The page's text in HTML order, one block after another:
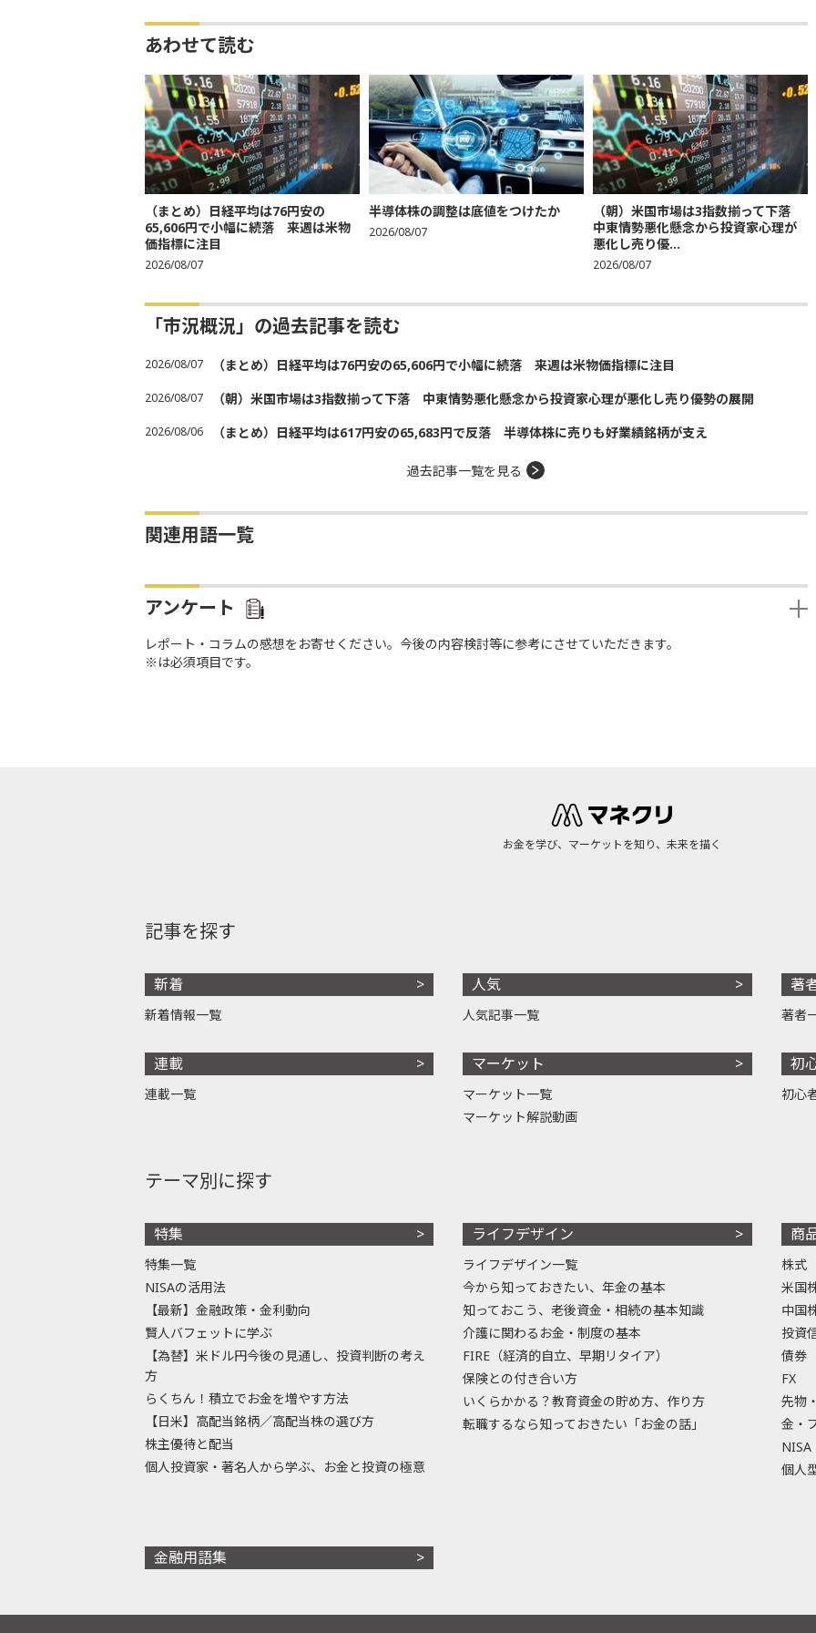
あわせて読む
（まとめ）日経平均は76円安の
65,606円で小幅に続落 来週は米物
価指標に注目
2026/08/07
半導体株の調整は底値をつけたか
2026/08/07
（朝）米国市場は3指数揃って下落
中東情勢悪化懸念から投資家心理が
悪化し売り優...
2026/08/07
「市況概況」の過去記事を読む
2026/08/07 （まとめ）日経平均は76円安の65,606円で小幅に続落 来週は米物価指標に注目
2026/08/07 （朝）米国市場は3指数揃って下落 中東情勢悪化懸念から投資家心理が悪化し売り優勢の展開
2026/08/06 （まとめ）日経平均は617円安の65,683円で反落 半導体株に売りも好業績銘柄が支え
過去記事一覧を見る
関連用語一覧
アンケート
レポート・コラムの感想をお寄せください。今後の内容検討等に参考にさせていただきます。
※は必須項目です。
お金を学び、マーケットを知り、未来を描く
記事を探す
新着
新着情報一覧
連載
連載一覧
人気
人気記事一覧
マーケット
マーケット一覧
マーケット解説動画
著
著者
初
初心
テーマ別に探す
特集
特集一覧
NISAの活用法
【最新】金融政策・金利動向
賢人バフェットに学ぶ
【為替】米ドル円今後の見通し、投資判断の考え
方
らくちん！積立でお金を増やす方法
【日米】高配当銘柄／高配当株の選び方
株主優待と配当
個人投資家・著名人から学ぶ、お金と投資の極意
ライフデザイン
ライフデザイン一覧
今から知っておきたい、年金の基本
知っておこう、老後資金・相続の基本知識
介護に関わるお金・制度の基本
FIRE（経済的自立、早期リタイア）
保険との付き合い方
いくらかかる？教育資金の貯め方、作り方
転職するなら知っておきたい「お金の話」
商
株式
米国
中国
投資
債券
FX
先物
金・
NISA
個人
金融用語集